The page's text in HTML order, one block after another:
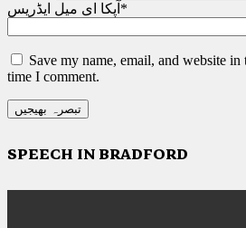
آپکا ای میل ایڈریس *
Save my name, email, and website
time I comment.
SPEECH IN BRADFORD